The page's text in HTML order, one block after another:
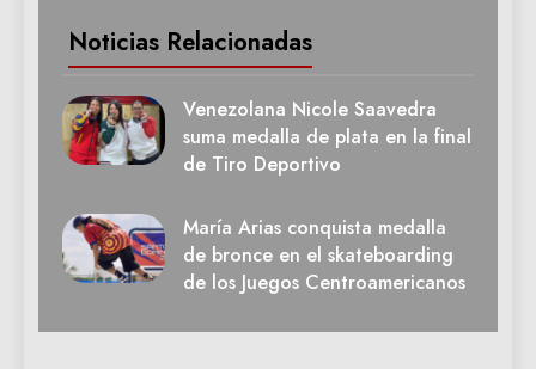
Noticias Relacionadas
Venezolana Nicole Saavedra
suma medalla de plata en la final
de Tiro Deportivo
María Arias conquista medalla
de bronce en el skateboarding
de los Juegos Centroamericanos